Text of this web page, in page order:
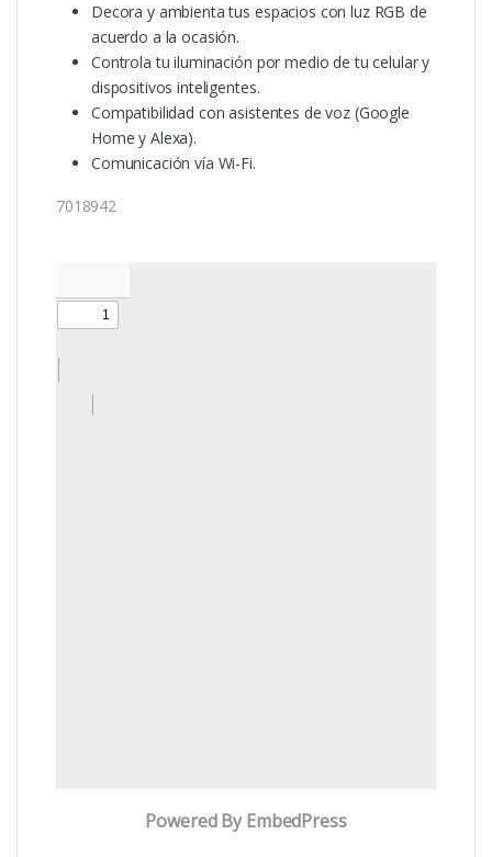
Decora y ambienta tus espacios con luz RGB de
acuerdo a la ocasión.
Controla tu iluminación por medio de tu celular y
dispositivos inteligentes.
Compatibilidad con asistentes de voz (Google
Home y Alexa).
Comunicación vía Wi-Fi.
7018942
Powered By EmbedPress